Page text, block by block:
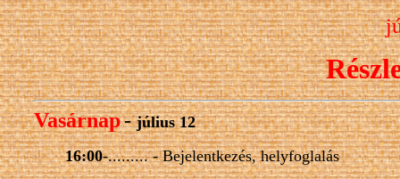
Vasárnap-július 12
16:00-......... - Bejelentkezés, helyfoglalás